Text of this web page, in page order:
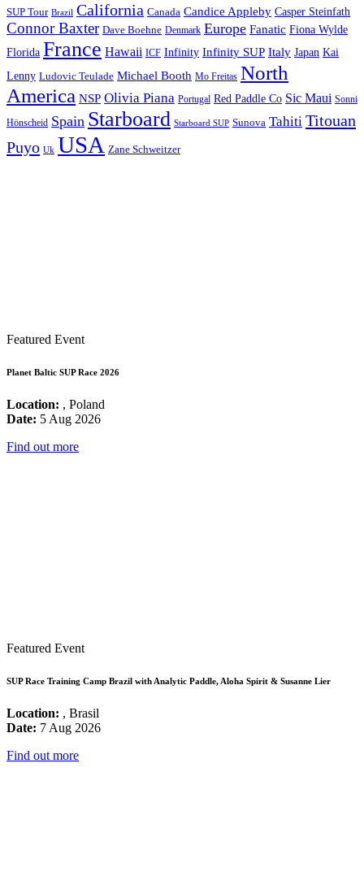
SUP Tour Brazil California Canada Candice Appleby Casper Steinfath
Connor Baxter Dave Boehne Denmark Europe Fanatic Fiona Wylde
Florida France Hawaii ICF Infinity Infinity SUP Italy Japan Kai
Lenny Ludovic Teulade Michael Booth Mo Freitas North
America NSP Olivia Piana Portugal Red Paddle Co Sic Maui Sonni
Hönscheid Spain Starboard Starboard SUP Sunova Tahiti Titouan
Puyo Uk USA Zane Schweitzer
Featured Event
Planet Baltic SUP Race 2026
Location: , Poland
Date: 5 Aug 2026
Find out more
Featured Event
SUP Race Training Camp Brazil with Analytic Paddle, Aloha Spirit & Susanne Lier
Location: , Brasil
Date: 7 Aug 2026
Find out more